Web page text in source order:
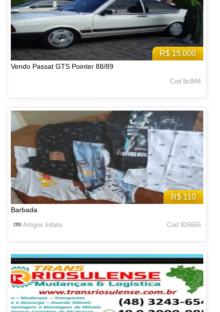
R$ 15.000
Vendo Passat GTS Pointer 88/89
Cod 8c8ff4
R$ 110
Barbada
Artigos Infatis Cod 926665